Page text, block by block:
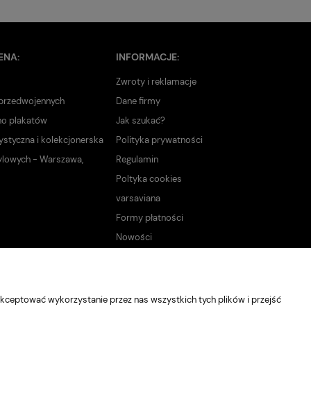
plakatów
i kolekcjonerska
- Warszawa,
INFORMACJE:
Zwroty i reklamacje
Dane firmy
Jak szukać?
Polityka prywatności
Regulamin
Poltyka cookies
varsaviana
Formy płatności
Nowości
wykorzystanie przez nas wszystkich tych plików i przejść